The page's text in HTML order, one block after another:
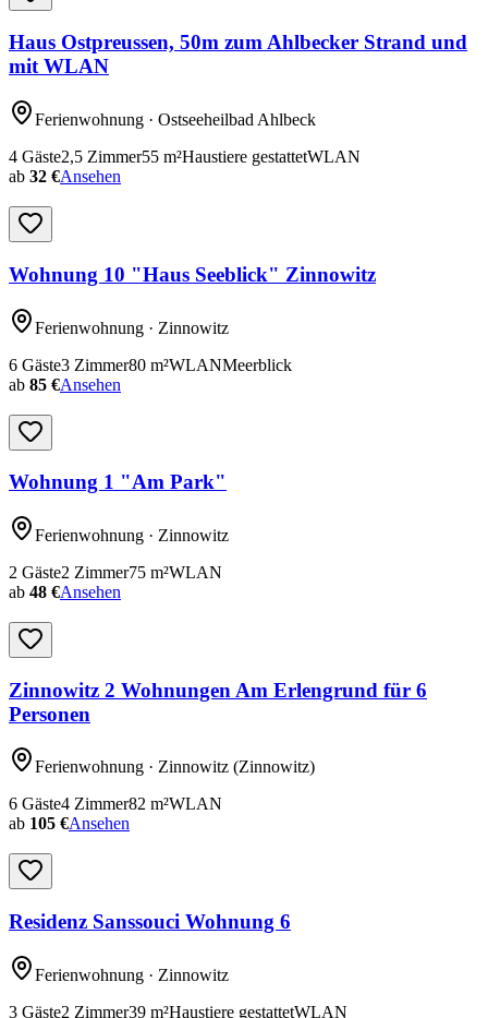
Haus Ostpreussen, 50m zum Ahlbecker Strand und
mit WLAN
Ferienwohnung · Ostseeheilbad Ahlbeck
4 Gäste2,5 Zimmer55 m²Haustiere gestattetWLAN
ab 32 €Ansehen
Wohnung 10 "Haus Seeblick" Zinnowitz
Ferienwohnung · Zinnowitz
6 Gäste3 Zimmer80 m²WLANMeerblick
ab 85 €Ansehen
Wohnung 1 "Am Park"
Ferienwohnung · Zinnowitz
2 Gäste2 Zimmer75 m²WLAN
ab 48 €Ansehen
Zinnowitz 2 Wohnungen Am Erlengrund für 6
Personen
Ferienwohnung · Zinnowitz (Zinnowitz)
6 Gäste4 Zimmer82 m²WLAN
ab 105 €Ansehen
Residenz Sanssouci Wohnung 6
Ferienwohnung · Zinnowitz
3 Gäste2 Zimmer39 m²Haustiere gestattetWLAN